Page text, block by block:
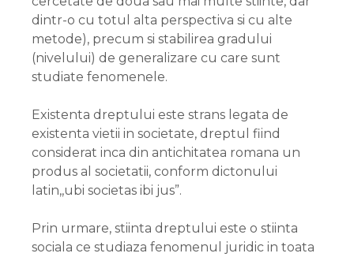
dintr-o cu totul alta perspectiva si cu alte
metode), precum si stabilirea gradului
(nivelului) de generalizare cu care sunt
studiate fenomenele.
Existenta dreptului este strans legata de
existenta vietii in societate, dreptul fiind
considerat inca din antichitatea romana un
produs al societatii, conform dictonului
latin,,ubi societas ibi jus”.
Prin urmare, stiinta dreptului este o stiinta
sociala ce studiaza fenomenul juridic in toata